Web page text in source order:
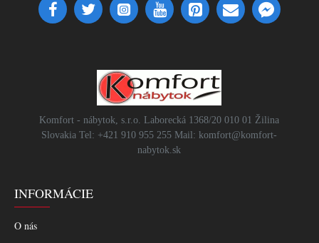
Komfort - nábytok, s.r.o. Laborecká 1368/20 010 01 Žilina
Slovakia Tel: +421 910 955 255 Mail: komfort@komfort-
nabytok.sk
INFORMÁCIE
O nás